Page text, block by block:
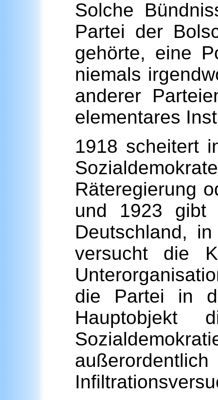
Solche
Partei der
gehörte, eine
niemals
anderer
elementares
1918 scheitert
Räteregierung
und 1923 gibt
Deutschland,
versucht die
die Partei in
Hauptobjekt